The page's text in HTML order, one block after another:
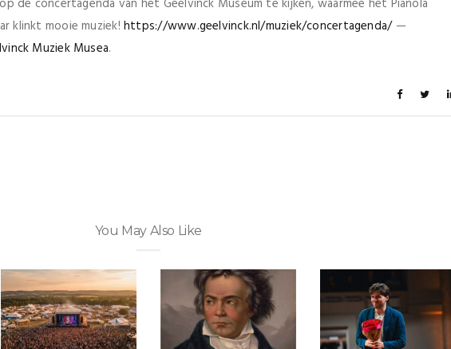
de concertagenda van het Geelvinck Museum te kijken, waarmee het Pianola
klinkt mooie muziek!https://www.geelvinck.nl/muziek/concertagenda/—
Muziek Musea.
You May Also Like